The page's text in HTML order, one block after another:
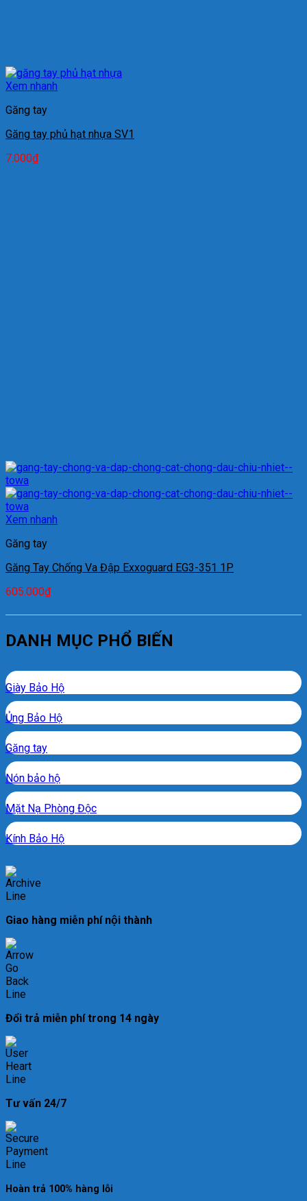
Xem nhanh
Găng tay
Găng tay phủ hạt nhựa SV1
7.000₫
Xem nhanh
Găng tay
Găng Tay Chống Va Đập Exxoguard EG3-351 1P
605.000₫
DANH MỤC PHỔ BIẾN
Giày Bảo Hộ
Ủng Bảo Hộ
Găng tay
Nón bảo hộ
Mặt Nạ Phòng Độc
Kính Bảo Hộ
Giao hàng miễn phí nội thành
Đổi trả miễn phí trong 14 ngày
Tư vấn 24/7
Hoàn trả 100% hàng lỗi